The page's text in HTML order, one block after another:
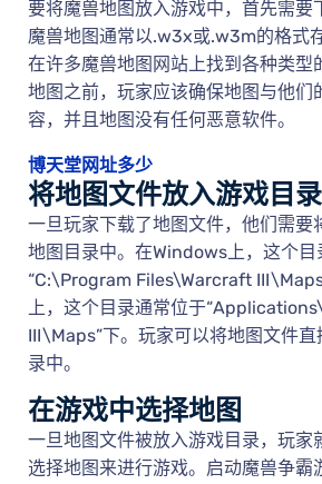
要将魔兽地图放入游戏中，首先需要
魔兽地图通常以.w3x或.w3m的格式
在许多魔兽地图网站上找到各种类型
地图之前，玩家应该确保地图与他们
容，并且地图没有任何恶意软件。
博天堂网址多少
将地图文件放入游戏目录
一旦玩家下载了地图文件，他们需要
地图目录中。在Windows上，这个目
“C:\Program Files\Warcraft
上，这个目录通常位于
III\Maps”下。玩家可以将地图文件直
录中。
在游戏中选择地图
一旦地图文件被放入游戏目录，玩家
选择地图来进行游戏。启动魔兽争霸